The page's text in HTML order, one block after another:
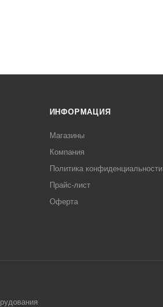
ИНФОРМАЦИЯ
Магазины
Компания
Политика конфиденциальности
Прайс-лист
Оферта